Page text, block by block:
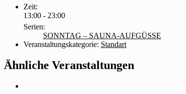
Zeit:
13:00 - 23:00
Serien:
SONNTAG – SAUNA-AUFGÜSSE
Veranstaltungskategorie: Standart
Ähnliche Veranstaltungen